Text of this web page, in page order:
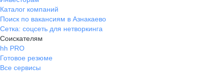
Каталог компаний
Поиск по вакансиям в Азнакаево
Сетка: соцсеть для нетворкинга
Соискателям
hh PRO
Готовое резюме
Все сервисы